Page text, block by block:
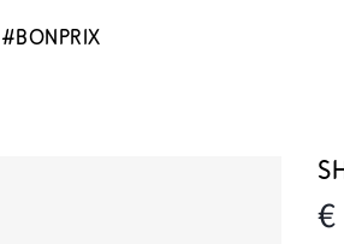
#BONPRIX